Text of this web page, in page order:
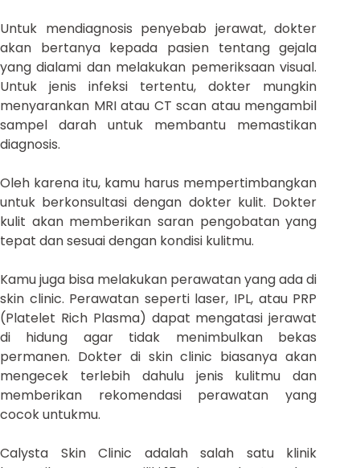
Untuk mendiagnosis penyebab jerawat, dokter
akan bertanya kepada pasien tentang gejala
yang dialami dan melakukan pemeriksaan visual.
Untuk jenis infeksi tertentu, dokter mungkin
menyarankan MRI atau CT scan atau mengambil
sampel darah untuk membantu memastikan
diagnosis.
Oleh karena itu, kamu harus mempertimbangkan
untuk berkonsultasi dengan dokter kulit. Dokter
kulit akan memberikan saran pengobatan yang
tepat dan sesuai dengan kondisi kulitmu.
Kamu juga bisa melakukan perawatan yang ada di
skin clinic. Perawatan seperti laser, IPL, atau PRP
(Platelet Rich Plasma) dapat mengatasi jerawat
di hidung agar tidak menimbulkan bekas
permanen. Dokter di skin clinic biasanya akan
mengecek terlebih dahulu jenis kulitmu dan
memberikan rekomendasi perawatan yang
cocok untukmu.
Calysta Skin Clinic adalah salah satu klinik